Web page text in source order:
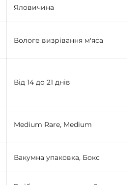
Яловичина
Вологе визрівання м'яса
Від 14 до 21 днів
Medium Rare, Medium
Вакумна упаковка, Бокс